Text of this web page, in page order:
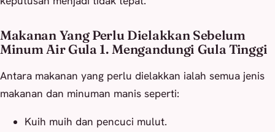
Makanan Yang Perlu Dielakkan Sebelum
Minum Air Gula 1. Mengandungi Gula Tinggi
Antara makanan yang perlu dielakkan ialah semua jenis
makanan dan minuman manis seperti:
Kuih muih dan pencuci mulut.